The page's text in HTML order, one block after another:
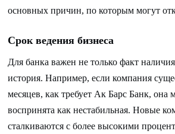
основных причин, по которым могут
Срок ведения бизнеса
Для банка важен не только факт
история. Например, если компания
месяцев, как требует Ак Барс Банк, она
воспринята как нестабильная. Новые
сталкиваются с более высокими